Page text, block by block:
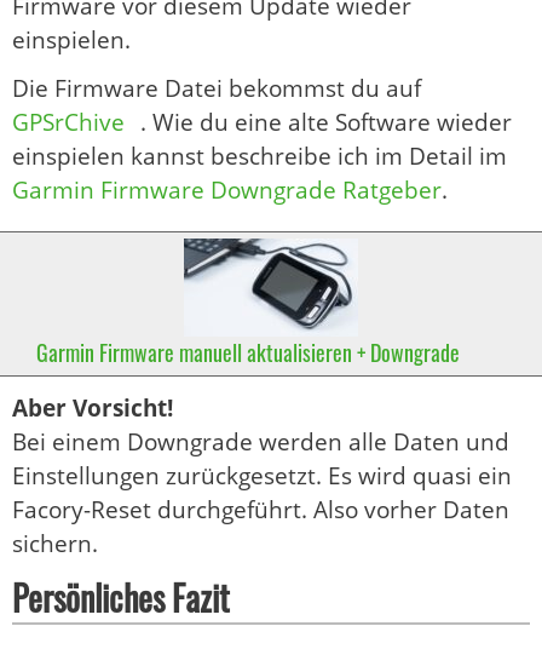
Firmware vor diesem Update wieder
einspielen.
Die Firmware Datei bekommst du auf
GPSrChive . Wie du eine alte Software wieder
einspielen kannst beschreibe ich im Detail im
Garmin Firmware Downgrade Ratgeber.
Garmin Firmware manuell aktualisieren + Downgrade
Aber Vorsicht!
Bei einem Downgrade werden alle Daten und
Einstellungen zurückgesetzt. Es wird quasi ein
Facory-Reset durchgeführt. Also vorher Daten
sichern.
Persönliches Fazit